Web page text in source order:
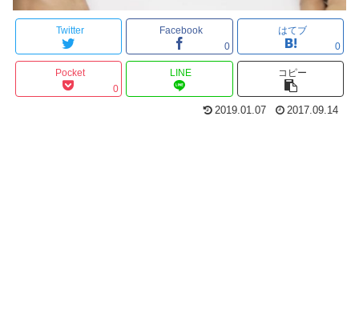
Twitter
Facebook
0
はてブ
0
Pocket
0
LINE コピー
2019.01.07 2017.09.14